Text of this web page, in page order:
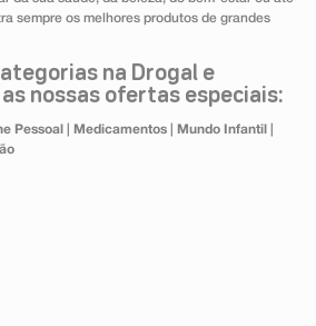
sempre os melhores produtos de grandes
na Drogal e
nossas ofertas especiais:
Pessoal Medicamentos| Mundo Infantil